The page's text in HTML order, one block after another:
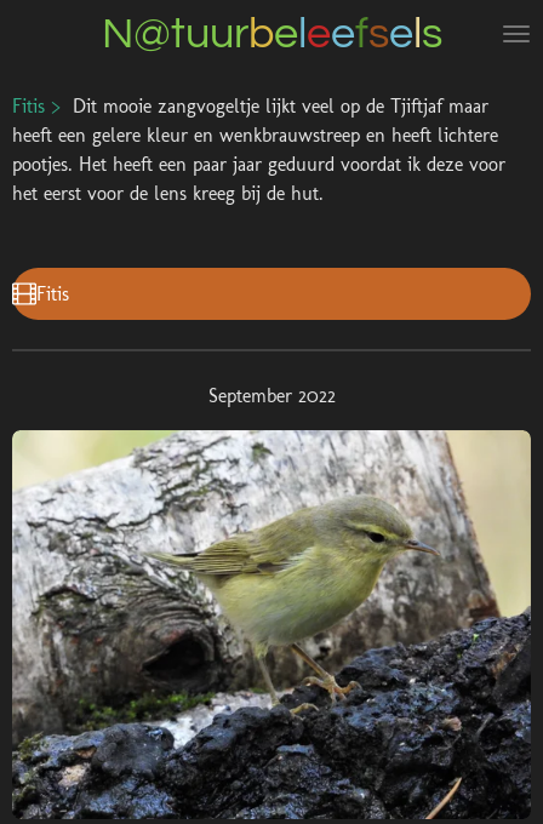
de
hoofdinhoud
N@tuurbe eefse s
Fitis > Dit mooie zangvogeltje lijkt veel op de Tjiftjaf maar
heeft een gelere kleur en wenkbrauwstreep en heeft lichtere
pootjes. Het heeft een paar jaar geduurd voordat ik deze voor
het eerst voor de lens kreeg bij de hut.
Fitis
September 2022